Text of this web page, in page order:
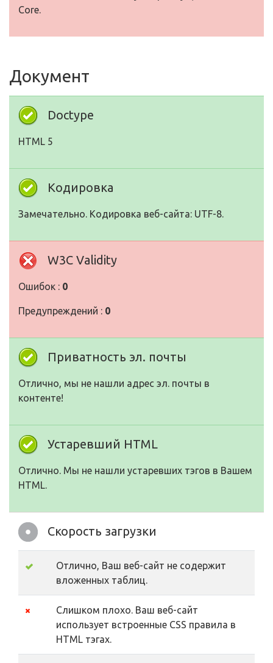
Core.
Документ
Doctype
HTML 5
Кодировка
Замечательно. Кодировка веб-сайта: UTF-8.
W3C Validity
Ошибок : 0
Предупреждений : 0
Приватность эл. почты
Отлично, мы не нашли адрес эл. почты в
контенте!
Устаревший HTML
Отлично. Мы не нашли устаревших тэгов в Вашем
HTML.
Скорость загрузки
Отлично, Ваш веб-сайт не содержит
вложенных таблиц.
Слишком плохо. Ваш веб-сайт
использует встроенные CSS правила в
HTML тэгах.